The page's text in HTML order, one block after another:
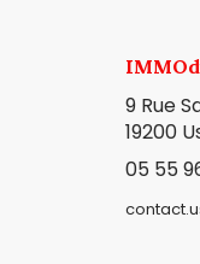
9 Rue
19200
05 55